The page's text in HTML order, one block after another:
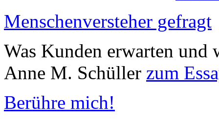
Menschenversteher gefragt
Was Kunden erwarten und
Anne M. Schüller zum
Berühre mich!